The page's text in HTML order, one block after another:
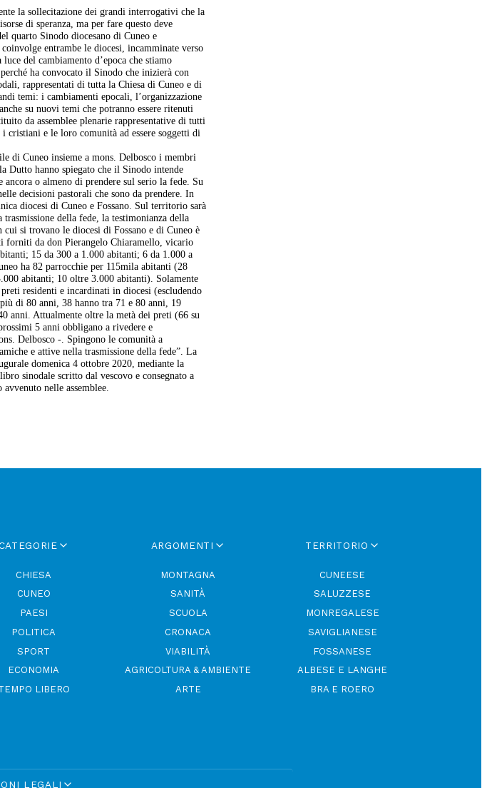
la sollecitazione dei grandi interrogativi che la
di speranza, ma per fare questo deve
quarto Sinodo diocesano di Cuneo e
entrambe le diocesi, incamminate verso
del cambiamento d’epoca che stiamo
ha convocato il Sinodo che inizierà con
rappresentati di tutta la Chiesa di Cuneo e di
temi: i cambiamenti epocali, l’organizzazione
su nuovi temi che potranno essere ritenuti
da assemblee plenarie rappresentative di tutti
e le loro comunità ad essere soggetti di
di Cuneo insieme a mons. Delbosco i membri
Dutto hanno spiegato che il Sinodo intende
ancora o almeno di prendere sul serio la fede. Su
decisioni pastorali che sono da prendere. In
diocesi di Cuneo e Fossano. Sul territorio sarà
della fede, la testimonianza della
si trovano le diocesi di Fossano e di Cuneo è
forniti da don Pierangelo Chiaramello, vicario
15 da 300 a 1.000 abitanti; 6 da 1.000 a
ha 82 parrocchie per 115mila abitanti (28
abitanti; 10 oltre 3.000 abitanti). Solamente
residenti e incardinati in diocesi (escludendo
di 80 anni, 38 hanno tra 71 e 80 anni, 19
anni. Attualmente oltre la metà dei preti (66 su
5 anni obbligano a rivedere e
Delbosco -. Spingono le comunità a
e attive nella trasmissione della fede”. La
domenica 4 ottobre 2020, mediante la
sinodale scritto dal vescovo e consegnato a
nelle assemblee.
CHIESA
CUNEO
PAESI
POLITICA
SPORT
ECONOMIA
LIBERO
ARGOMENTI
MONTAGNA
SANITÀ
SCUOLA
CRONACA
VIABILITÀ
AGRICOLTURA & AMBIENTE
ARTE
TERRITORIO
CUNEESE
SALUZZESE
MONREGALESE
SAVIGLIANESE
FOSSANESE
ALBESE E LANGHE
BRA E ROERO
LEGALI